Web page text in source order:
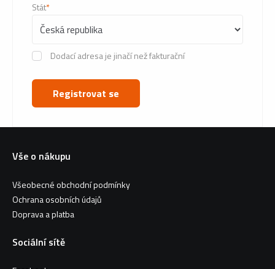
Stát*
Dodací adresa je jinačí než fakturační
Město*
Registrovat se
Vše o nákupu
Všeobecné obchodní podmínky
Ochrana osobních údajů
Doprava a platba
Sociální sítě